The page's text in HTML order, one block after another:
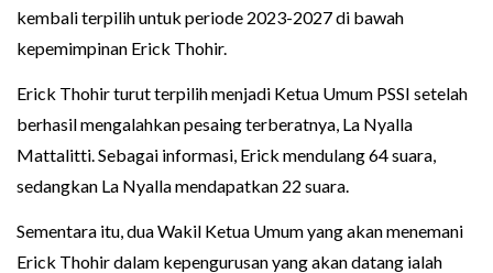
kembali terpilih untuk periode 2023-2027 di bawah
kepemimpinan Erick Thohir.
Erick Thohir turut terpilih menjadi Ketua Umum PSSI setelah
berhasil mengalahkan pesaing terberatnya, La Nyalla
Mattalitti. Sebagai informasi, Erick mendulang 64 suara,
sedangkan La Nyalla mendapatkan 22 suara.
Sementara itu, dua Wakil Ketua Umum yang akan menemani
Erick Thohir dalam kepengurusan yang akan datang ialah